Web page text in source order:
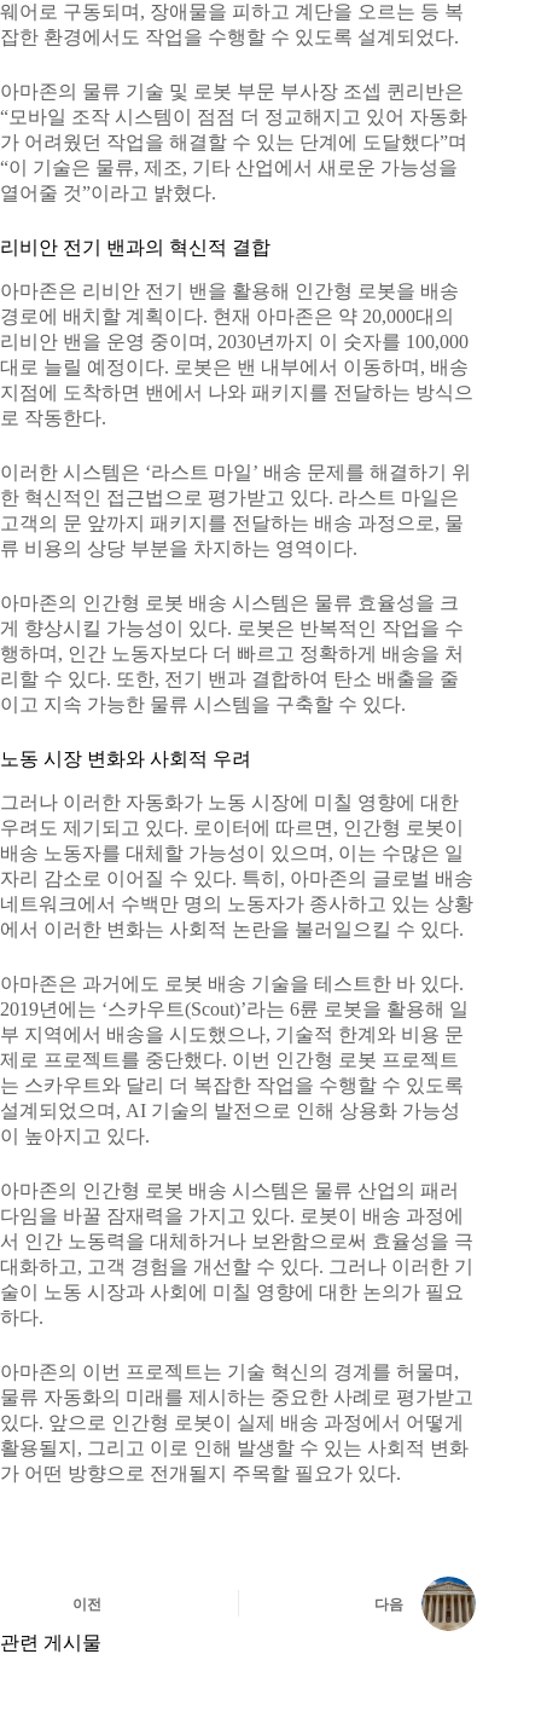
웨어로 구동되며, 장애물을 피하고 계단을 오르는 등 복
잡한 환경에서도 작업을 수행할 수 있도록 설계되었다.
아마존의 물류 기술 및 로봇 부문 부사장 조셉 퀸리반은
“모바일 조작 시스템이 점점 더 정교해지고 있어 자동화
가 어려웠던 작업을 해결할 수 있는 단계에 도달했다”며
“이 기술은 물류, 제조, 기타 산업에서 새로운 가능성을
열어줄 것”이라고 밝혔다.
리비안 전기 밴과의 혁신적 결합
아마존은 리비안 전기 밴을 활용해 인간형 로봇을 배송
경로에 배치할 계획이다. 현재 아마존은 약 20,000대의
리비안 밴을 운영 중이며, 2030년까지 이 숫자를 100,000
대로 늘릴 예정이다. 로봇은 밴 내부에서 이동하며, 배송
지점에 도착하면 밴에서 나와 패키지를 전달하는 방식으
로 작동한다.
이러한 시스템은 ‘라스트 마일’ 배송 문제를 해결하기 위
한 혁신적인 접근법으로 평가받고 있다. 라스트 마일은
고객의 문 앞까지 패키지를 전달하는 배송 과정으로, 물
류 비용의 상당 부분을 차지하는 영역이다.
아마존의 인간형 로봇 배송 시스템은 물류 효율성을 크
게 향상시킬 가능성이 있다. 로봇은 반복적인 작업을 수
행하며, 인간 노동자보다 더 빠르고 정확하게 배송을 처
리할 수 있다. 또한, 전기 밴과 결합하여 탄소 배출을 줄
이고 지속 가능한 물류 시스템을 구축할 수 있다.
노동 시장 변화와 사회적 우려
그러나 이러한 자동화가 노동 시장에 미칠 영향에 대한
우려도 제기되고 있다. 로이터에 따르면, 인간형 로봇이
배송 노동자를 대체할 가능성이 있으며, 이는 수많은 일
자리 감소로 이어질 수 있다. 특히, 아마존의 글로벌 배송
네트워크에서 수백만 명의 노동자가 종사하고 있는 상황
에서 이러한 변화는 사회적 논란을 불러일으킬 수 있다.
아마존은 과거에도 로봇 배송 기술을 테스트한 바 있다.
2019년에는 ‘스카우트(Scout)’라는 6륜 로봇을 활용해 일
부 지역에서 배송을 시도했으나, 기술적 한계와 비용 문
제로 프로젝트를 중단했다. 이번 인간형 로봇 프로젝트
는 스카우트와 달리 더 복잡한 작업을 수행할 수 있도록
설계되었으며, AI 기술의 발전으로 인해 상용화 가능성
이 높아지고 있다.
아마존의 인간형 로봇 배송 시스템은 물류 산업의 패러
다임을 바꿀 잠재력을 가지고 있다. 로봇이 배송 과정에
서 인간 노동력을 대체하거나 보완함으로써 효율성을 극
대화하고, 고객 경험을 개선할 수 있다. 그러나 이러한 기
술이 노동 시장과 사회에 미칠 영향에 대한 논의가 필요
하다.
아마존의 이번 프로젝트는 기술 혁신의 경계를 허물며,
물류 자동화의 미래를 제시하는 중요한 사례로 평가받고
있다. 앞으로 인간형 로봇이 실제 배송 과정에서 어떻게
활용될지, 그리고 이로 인해 발생할 수 있는 사회적 변화
가 어떤 방향으로 전개될지 주목할 필요가 있다.
이전 다음
관련 게시물